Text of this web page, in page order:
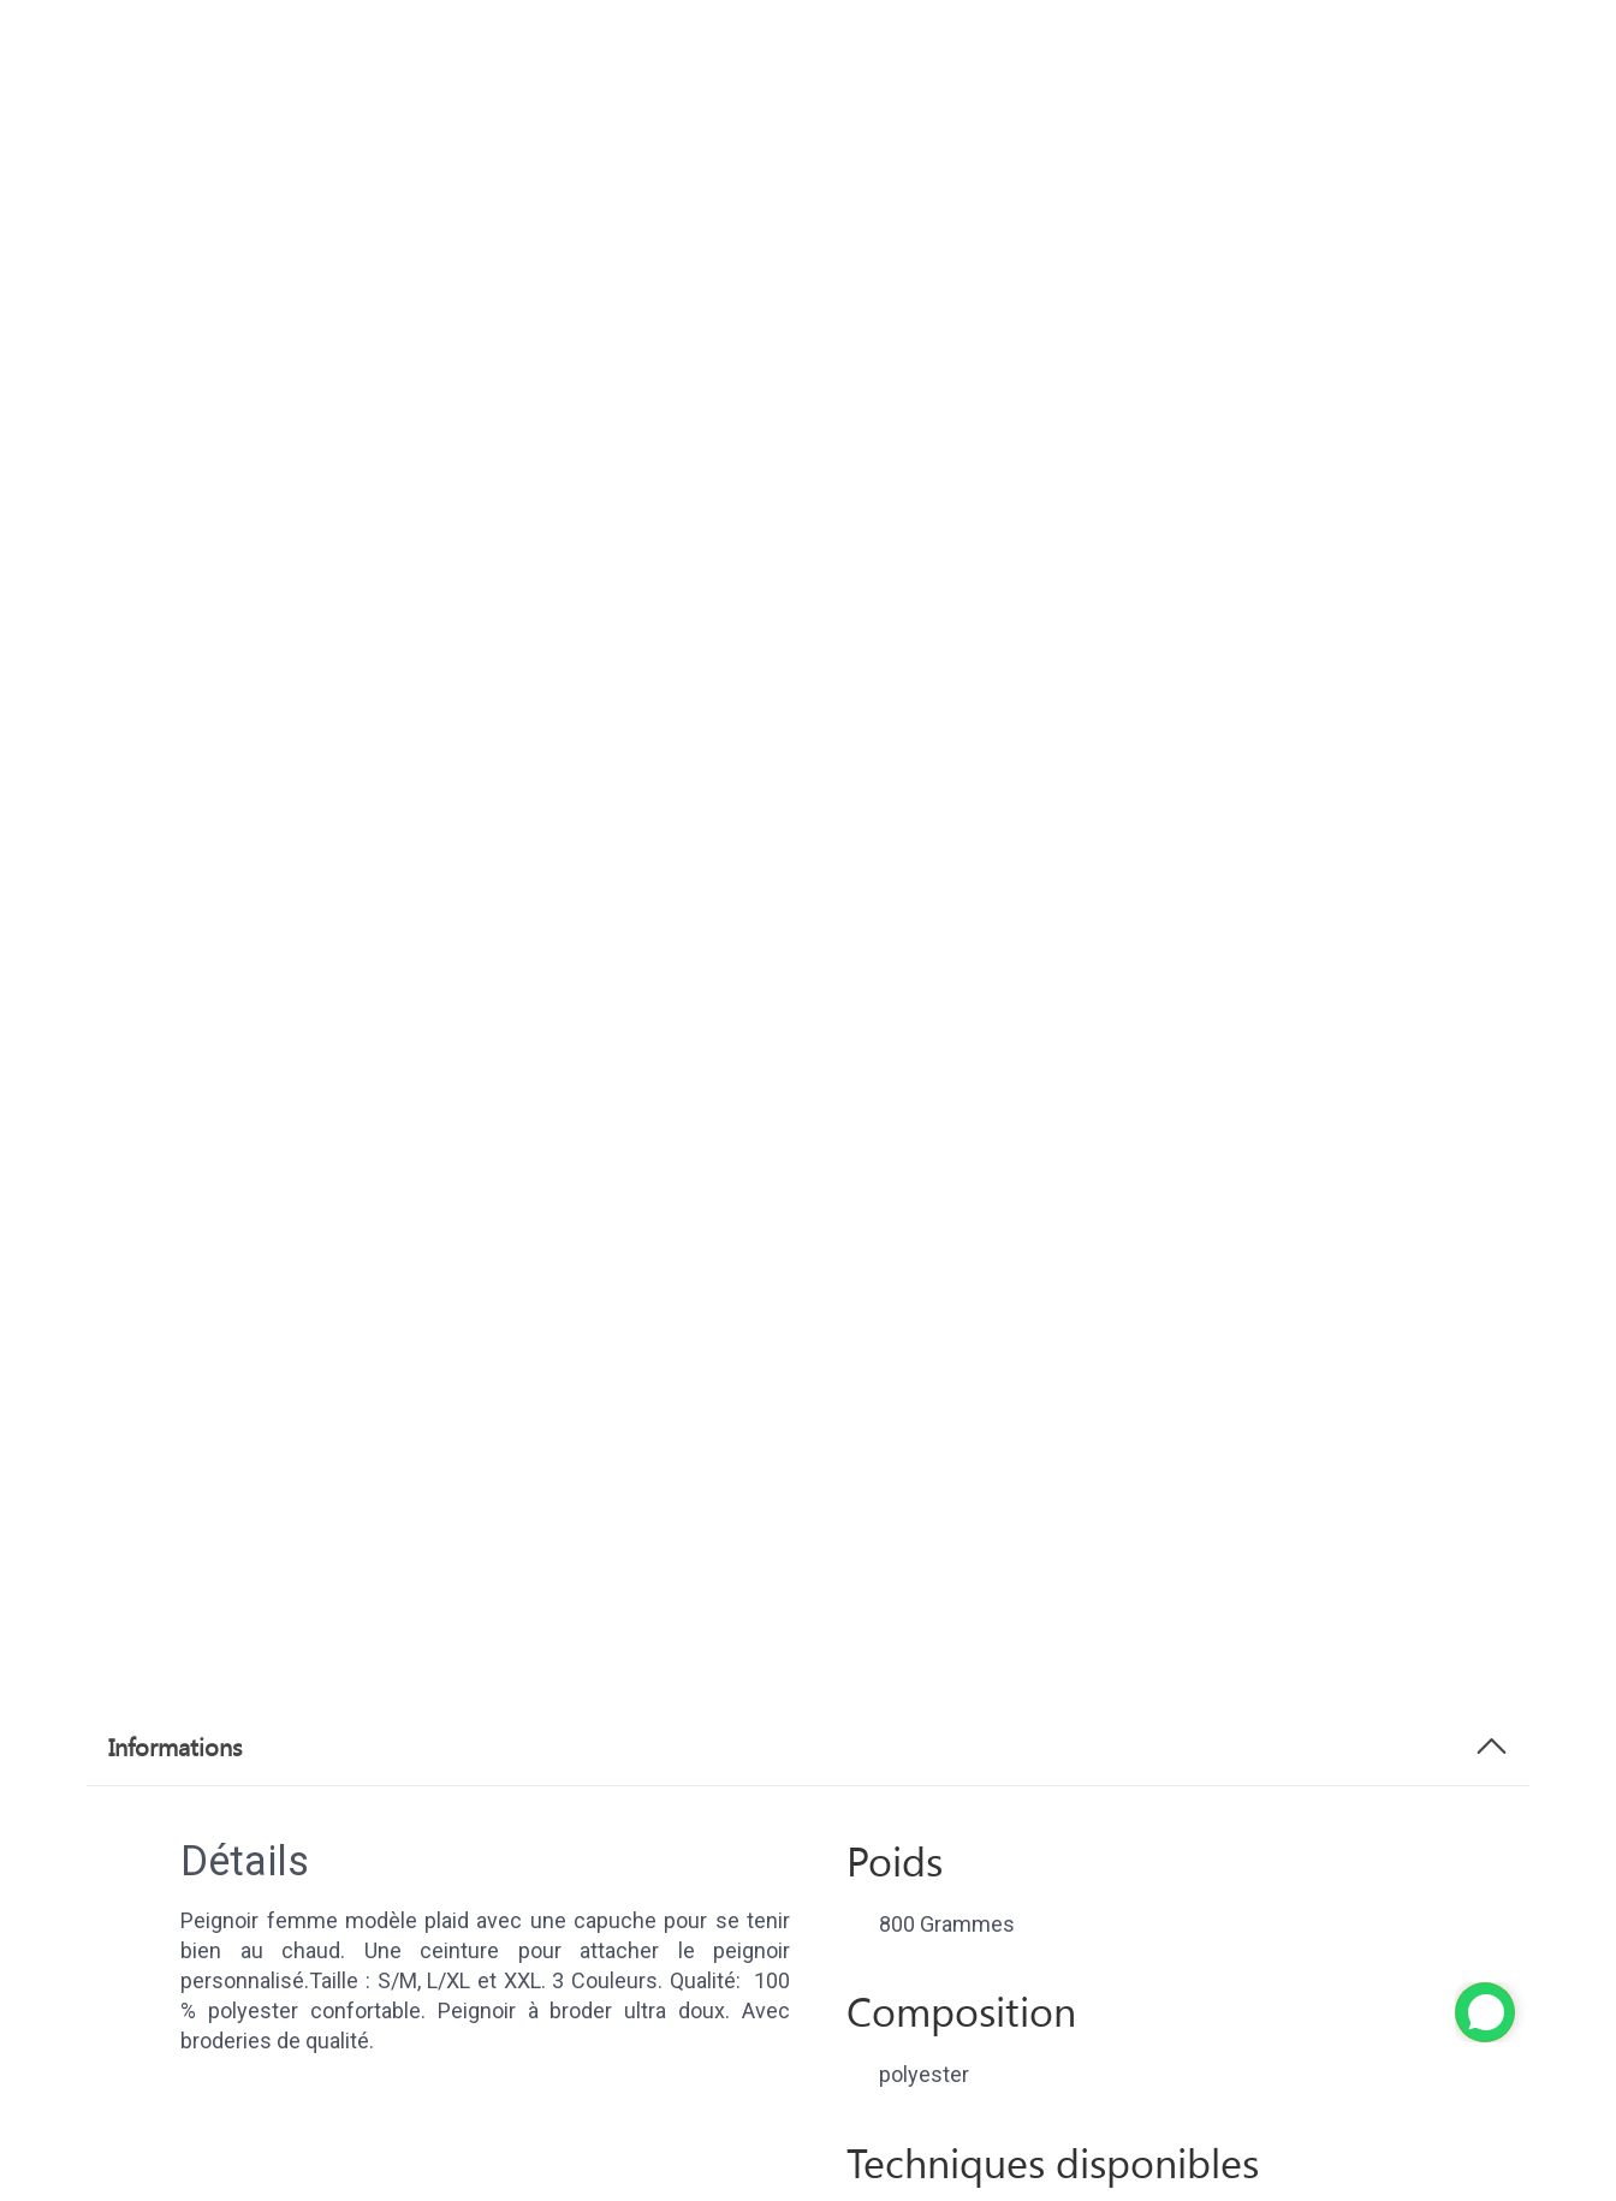
Informations
Détails
Peignoir femme modèle plaid avec une capuche pour se tenir
bien au chaud. Une ceinture pour attacher le peignoir
personnalisé.Taille : S/M, L/XL et XXL. 3 Couleurs. Qualité: 100
% polyester confortable. Peignoir à broder ultra doux. Avec
broderies de qualité.
Poids
800 Grammes
Composition
polyester
Techniques disponibles